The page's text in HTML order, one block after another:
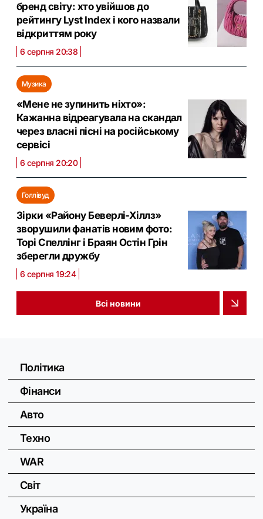
бренд світу: хто увійшов до
рейтингу Lyst Index і кого назвали
відкриттям року
6 серпня 20:38
Музика
«Мене не зупинить ніхто»:
Кажанна відреагувала на скандал
через власні пісні на російському
сервісі
6 серпня 20:20
Голлівуд
Зірки «Району Беверлі-Хіллз»
зворушили фанатів новим фото:
Торі Спеллінг і Браян Остін Грін
зберегли дружбу
6 серпня 19:24
Всі новини
Політика
Фінанси
Авто
Техно
WAR
Світ
Україна